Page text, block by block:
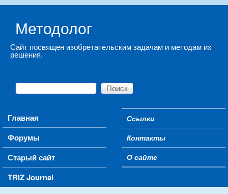
Методолог
Сайт посвящен изобретательским задачам и методам их
решения.
Форма поиска
Поиск
Main menu
Главная
Форумы
Старый сайт
TRIZ Journal
Secondary menu
Ссылки
Контакты
О сайте